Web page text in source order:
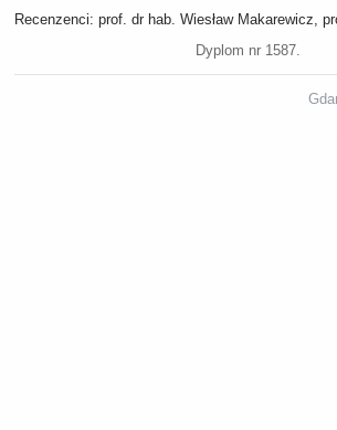
Recenzenci: prof. dr hab. Wiesław Makarewicz,
Dyplom nr 1587.